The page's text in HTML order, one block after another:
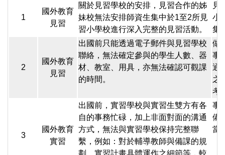
1
國外教育
見習
關於見習學校的安排，見習合作的姊
妹校無法安排師資生集中於1至2所見
習小學校進行深入完整的見習活動。
見
小
集
2
國外教育
見習
出國前只能透過電子郵件與見習學校
聯絡，無法確定參與的學生人數、器
材、教室、用具，亦無法確認可觀課
的時間。
做
事
通
之
考
3
國外教育
實習
出國前，實習學校與實習生雙方有各
自的事務忙碌，加上非面對面的溝通
方式，無法與實習學校保持完整聯
繫，例如：對於輔導教師與備課的規
劃、實習計畫具體運作之細節等，較
事
備
當